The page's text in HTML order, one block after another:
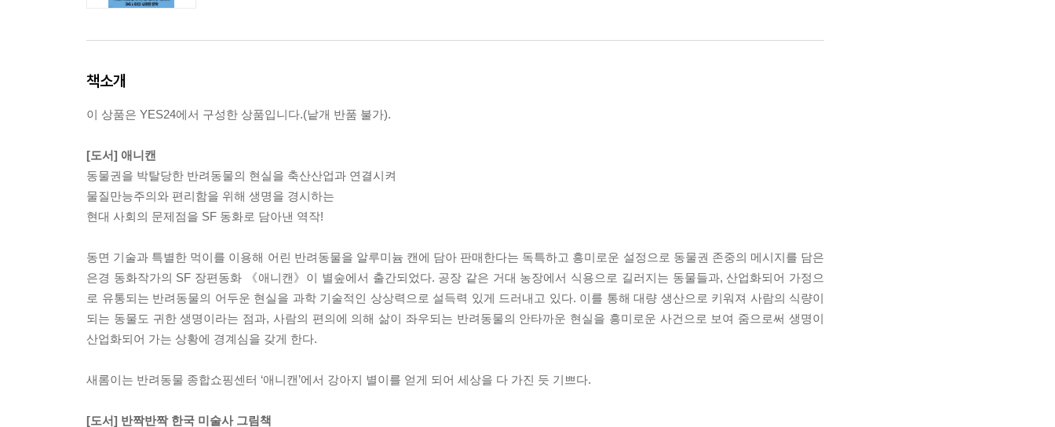
책소개
이 상품은 YES24에서 구성한 상품입니다.(낱개 반품 불가).
[도서] 애니캔
동물권을 박탈당한 반려동물의 현실을 축산산업과 연결시켜
물질만능주의와 편리함을 위해 생명을 경시하는
현대 사회의 문제점을 SF 동화로 담아낸 역작!
동면 기술과 특별한 먹이를 이용해 어린 반려동물을 알루미늄 캔에 담아 판매한다는 독특하고 흥미로운 설정으로 동물권 존중의 메시지를 담은
은경 동화작가의 SF 장편동화 《애니캔》이 별숲에서 출간되었다. 공장 같은 거대 농장에서 식용으로 길러지는 동물들과, 산업화되어 가정으
로 유통되는 반려동물의 어두운 현실을 과학 기술적인 상상력으로 설득력 있게 드러내고 있다. 이를 통해 대량 생산으로 키워져 사람의 식량이
되는 동물도 귀한 생명이라는 점과, 사람의 편의에 의해 삶이 좌우되는 반려동물의 안타까운 현실을 흥미로운 사건으로 보여 줌으로써 생명이
산업화되어 가는 상황에 경계심을 갖게 한다.
새롬이는 반려동물 종합쇼핑센터 ‘애니캔’에서 강아지 별이를 얻게 되어 세상을 다 가진 듯 기쁘다.
[도서] 반짝반짝 한국 미술사 그림책